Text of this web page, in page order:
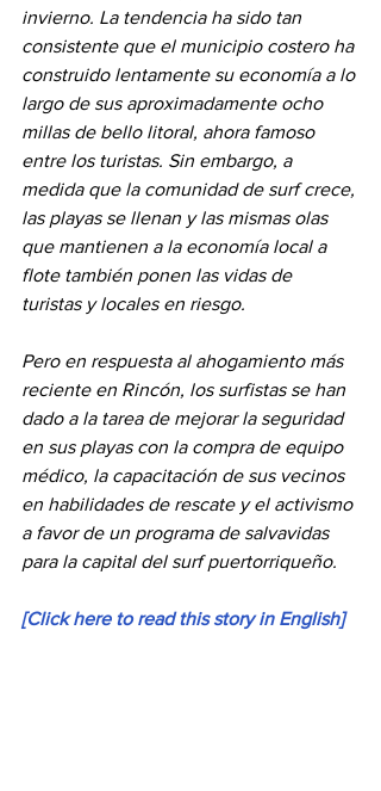
invierno. La tendencia ha sido tan
consistente que el municipio costero ha
construido lentamente su economía a lo
largo de sus aproximadamente ocho
millas de bello litoral, ahora famoso
entre los turistas. Sin embargo, a
medida que la comunidad de surf crece,
las playas se llenan y las mismas olas
que mantienen a la economía local a
flote también ponen las vidas de
turistas y locales en riesgo.
Pero en respuesta al ahogamiento más
reciente en Rincón, los surfistas se han
dado a la tarea de mejorar la seguridad
en sus playas con la compra de equipo
médico, la capacitación de sus vecinos
en habilidades de rescate y el activismo
a favor de un programa de salvavidas
para la capital del surf puertorriqueño.
[Click here to read this story in English]